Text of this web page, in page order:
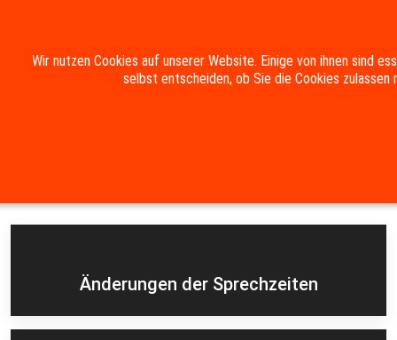
Änderungen der Sprechzeiten
Wir nutzen Cookies auf unserer Website. Einige von ihnen sind
selbst entscheiden, ob Sie die Cookies